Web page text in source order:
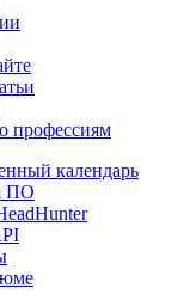
профессиям
календарь
ПО